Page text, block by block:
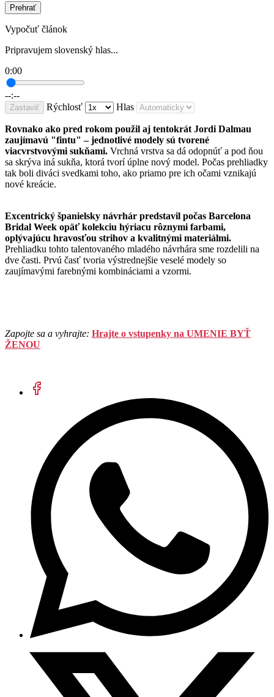
Prehrať
Vypočuť článok
Pripravujem slovenský hlas...
0:00
--:--
Zastaviť Rýchlosť Hlas
Rovnako ako pred rokom použil aj tentokrát Jordi Dalmau
zaujímavú "fintu" – jednotlivé modely sú tvorené
viacvrstvovými sukňami. Vrchná vrstva sa dá odopnúť a pod ňou
sa skrýva iná sukňa, ktorá tvorí úplne nový model. Počas prehliadky
tak boli diváci svedkami toho, ako priamo pre ich očami vznikajú
nové kreácie.
Excentrický španielsky návrhár predstavil počas Barcelona
Bridal Week opäť kolekciu hýriacu rôznymi farbami,
oplývajúcu hravosťou strihov a kvalitnými materiálmi.
Prehliadku tohto talentovaného mladého návrhára sme rozdelili na
dve časti. Prvú časť tvoria výstrednejšie veselé modely so
zaujímavými farebnými kombináciami a vzormi.
Zapojte sa a vyhrajte: Hrajte o vstupenky na UMENIE BYŤ
ŽENOU